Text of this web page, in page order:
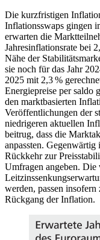
Die kurzfristigen
Inflationsswaps gingen
erwarten die
Jahresinflationsrate bei
Nähe der
sie noch für das Jahr
2025 mit 2,3 %
Energiepreise per saldo
den marktbasierten
Veröffentlichungen der
niedrigeren aktuellen
beitrug, dass die
anpassten. Gegenwärtig
Rückkehr zur
Umfragen angeben. Die
werden, passen insofern
Rückgang der Inflation.